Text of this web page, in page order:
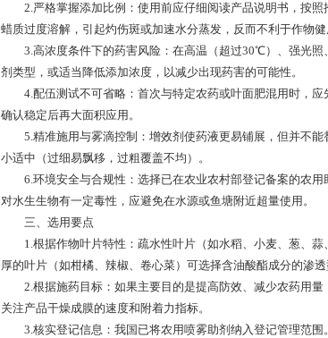
2.严格掌握添加比例：使用前应仔细阅读产品说明书，按照
蜡质过度溶解，引起灼伤斑或加速水分蒸发，反而不利于作物健
3.高浓度条件下的药害风险：在高温（超过30℃）、强光照
剂类型，或适当降低添加浓度，以减少出现药害的可能性。
4.配伍测试不可省略：首次与特定农药或叶面肥混用时，应
确认稳定后再大面积应用。
5.精准施用与雾滴控制：增效剂使药液更易铺展，但并不能
小适中（过细易飘移，过粗覆盖不均）。
6.环境安全与合规性：选择已在农业农村部登记备案的农用
对水生生物有一定毒性，应避免在水源或鱼塘附近超量使用。
三、选用要点
1.根据作物叶片特性：疏水性叶片（如水稻、小麦、葱、蒜
厚的叶片（如柑橘、辣椒、卷心菜）可选择含油酸酯成分的渗透
2.根据施药目标：如果主要目的是提高防效、减少农药用量
关注产品干燥成膜的速度和附着力指标。
3.核实登记信息：我国已将农用喷雾助剂纳入登记管理范围